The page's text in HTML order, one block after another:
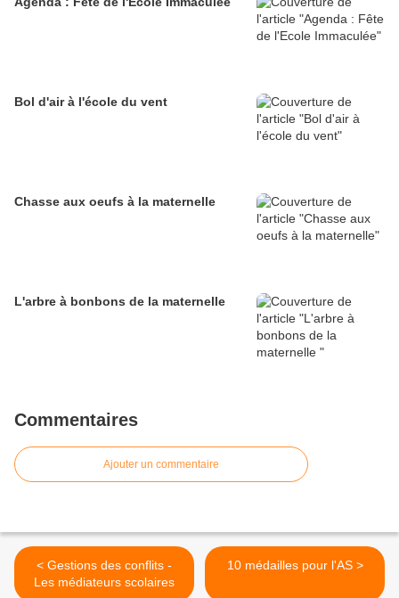
Bol d'air à l'école du vent
Chasse aux oeufs à la maternelle
L'arbre à bonbons de la maternelle
Commentaires
Ajouter un commentaire
< Gestions des conflits -
Les médiateurs scolaires
10 médailles pour l'AS >